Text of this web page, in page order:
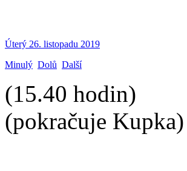
Úterý 26. listopadu 2019
Minulý Dolů Další
(15.40 hodin)
(pokračuje Kupka)